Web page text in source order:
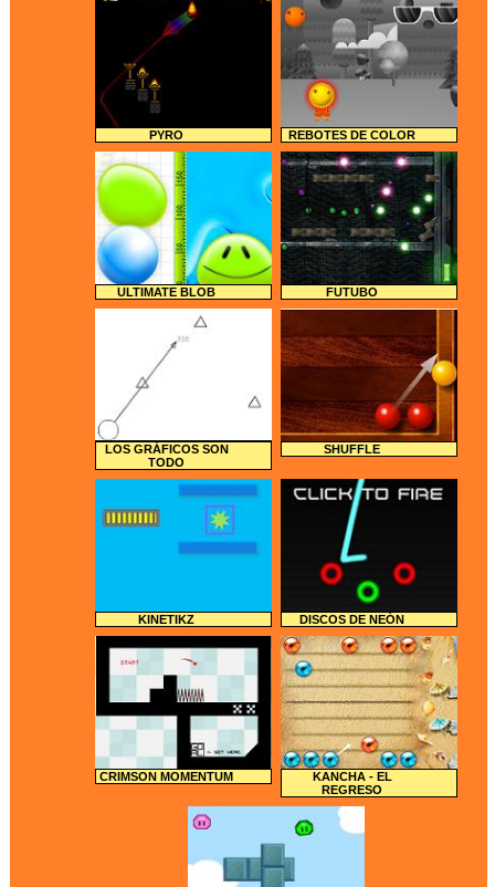
PYRO REBOTES DE COLOR
ULTIMATE BLOB FUTUBO
LOS GRÁFICOS SON
TODO
SHUFFLE
KINETIKZ DISCOS DE NEÓN
CRIMSON MOMENTUM
KANCHA - EL
REGRESO